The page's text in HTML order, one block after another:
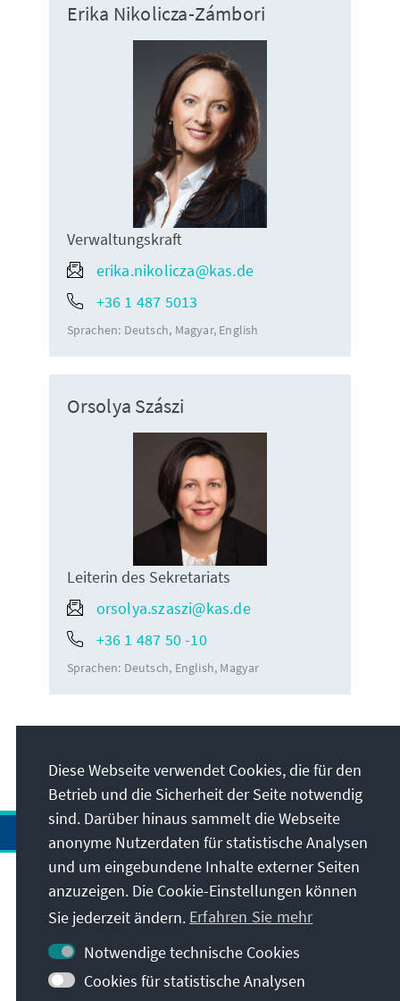
Erika Nikolicza-Zámbori
Verwaltungskraft
erika.nikolicza@kas.de
+36 1 487 5013
Sprachen: Deutsch Magyar English
Orsolya Szászi
Leiterin des Sekretariats
orsolya.szaszi@kas.de
+36 1 487 50 -10
Sprachen: Deutsch English Magyar
Anschrift
Kontakt
Besuchen Sie auch
Diese Webseite verwendet Cookies, die für den
Betrieb und die Sicherheit der Seite notwendig
sind. Darüber hinaus sammelt die Webseite
anonyme Nutzerdaten für statistische Analysen
und um eingebundene Inhalte externer Seiten
anzuzeigen. Die Cookie-Einstellungen können
Sie jederzeit ändern. Erfahren Sie mehr
Notwendige technische Cookies
Cookies für statistische Analysen